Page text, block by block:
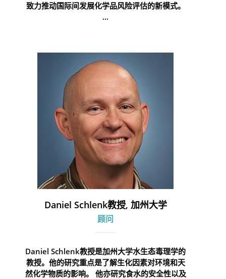
致力推动国际间发展化学品风险评估的新模式。
...
Daniel Schlenk教授, 加州大学
顾问
Daniel Schlenk教授是加州大学水生态毒理学的
教授。他的研究重点是了解生化因素对环境和天
然化学物质的影响。 他亦研究食水的安全性以及